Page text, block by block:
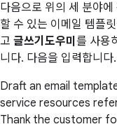
다음으로 위의 세 분야
할 수 있는 이메일 템플
고 글쓰기도우미 를 사용
니다. 다음을 입력합니다.
Draft an email
service resources
Thank the customer